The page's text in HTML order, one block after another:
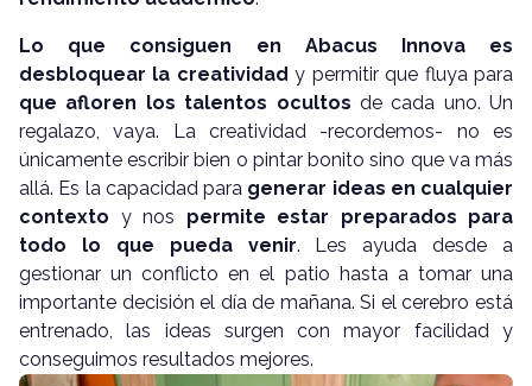
Lo que consiguen en Abacus Innova es
desbloquear la creatividad y permitir que fluya para
que afloren los talentos ocultos de cada uno. Un
regalazo, vaya. La creatividad -recordemos- no es
únicamente escribir bien o pintar bonito sino que va más
allá. Es la capacidad para generar ideas en cualquier
contexto y nos permite estar preparados para
todo lo que pueda venir. Les ayuda desde a
gestionar un conflicto en el patio hasta a tomar una
importante decisión el día de mañana. Si el cerebro está
entrenado, las ideas surgen con mayor facilidad y
conseguimos resultados mejores.